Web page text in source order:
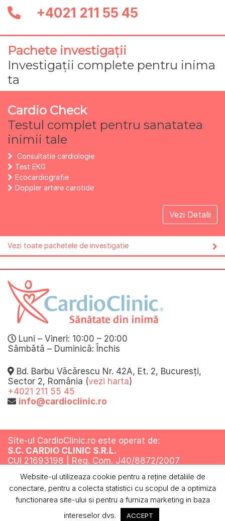
+4021 211 55 45
Pachete investigații
Investigații complete pentru inima
ta
Cardio Check
Testul complet pentru sanatatea
inimii tale
Consultatie cardiologie
Test EKG
Ecocardiografie
Doppler artere carotide
Vezi Detalii
Vezi toate pachetele de investigatie
Luni – Vineri: 10:00 – 20:00
Sâmbătă – Duminică: Închis
Bd. Barbu Văcărescu Nr. 42A, Et. 2, Bucuresți,
Sector 2, România (vezi harta)
+4021 211 55 45
info@cardioclinic.ro
Site-ul CardioClinic.ro este operat de:
S.C. CARDIO CLINIC S.R.L.
CUI 21693198 | Reg. Com. J40/8872/2007
Toate drepturile rezervate @ 2019
Termeni si conditii Politica de confidentialitate
Politica cookies
ANPC
Website-ul utilizeaza cookie pentru a reţine detaliile de
conectare, pentru a colecta statistici cu scopul de a optimiza
functionarea site-ului si pentru a furniza marketing in baza
intereselor dvs.
ACCEPT